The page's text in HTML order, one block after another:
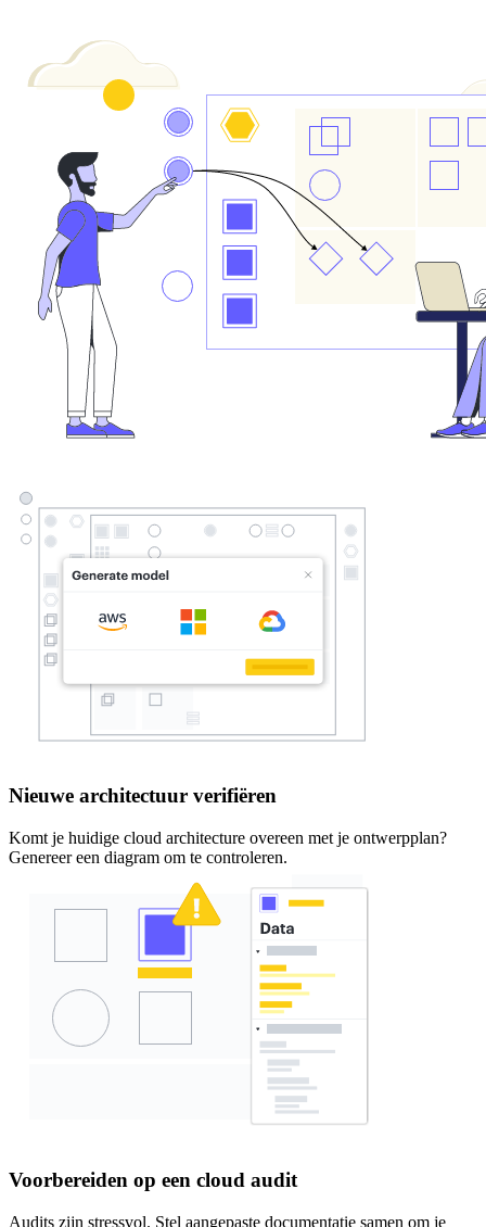
Nieuwe architectuur verifiëren
Komt je huidige cloud architecture overeen met je ontwerpplan?
Genereer een diagram om te controleren.
Voorbereiden op een cloud audit
Audits zijn stressvol. Stel aangepaste documentatie samen om je